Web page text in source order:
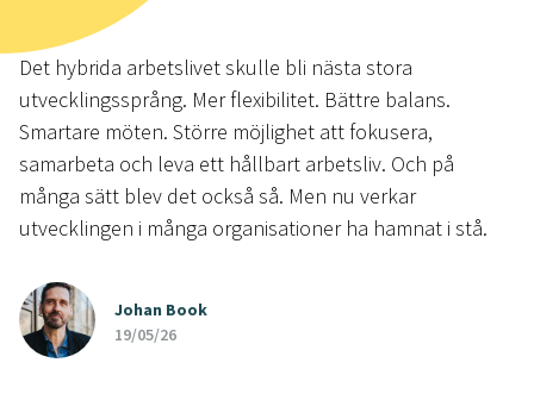
Det hybrida arbetslivet skulle bli nästa stora
utvecklingssprång. Mer flexibilitet. Bättre balans.
Smartare möten. Större möjlighet att fokusera,
samarbeta och leva ett hållbart arbetsliv. Och på
många sätt blev det också så. Men nu verkar
utvecklingen i många organisationer ha hamnat i stå.
Johan Book
19/05/26